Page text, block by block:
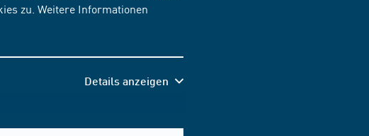
zu. Weitere Informationen
Details anzeigen